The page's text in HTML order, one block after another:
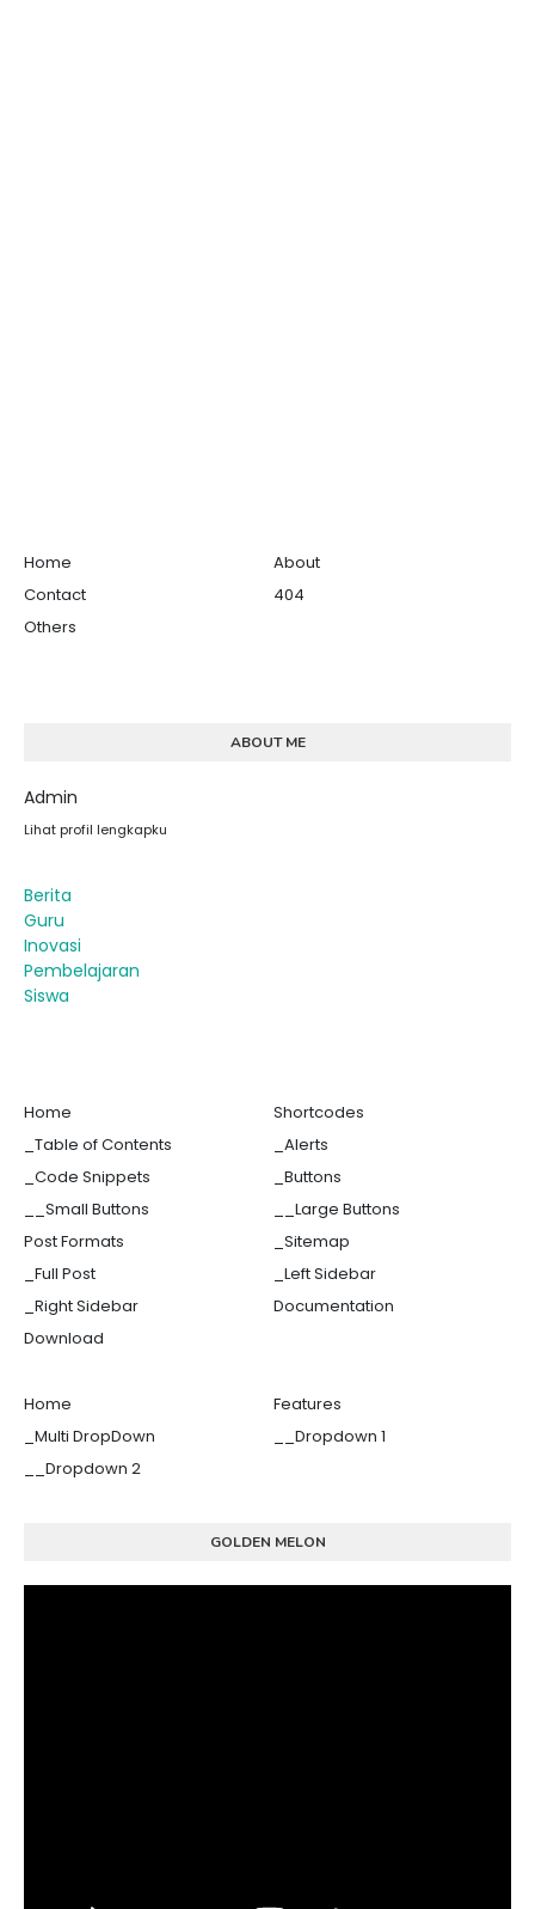
Home
About
Contact
404
Others
ABOUT ME
Admin
Lihat profil lengkapku
Berita
Guru
Inovasi
Pembelajaran
Siswa
Home
Shortcodes
_Table of Contents
_Alerts
_Code Snippets
_Buttons
__Small Buttons
__Large Buttons
Post Formats
_Sitemap
_Full Post
_Left Sidebar
_Right Sidebar
Documentation
Download
Home
Features
_Multi DropDown
__Dropdown 1
__Dropdown 2
GOLDEN MELON